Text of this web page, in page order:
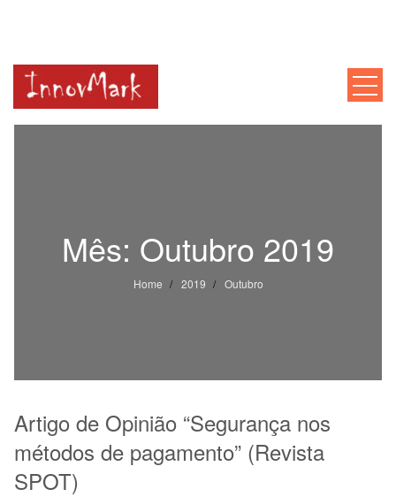
INNOVMARK
Mês: Outubro 2019
Home 2019 Outubro
Artigo de Opinião “Segurança nos
métodos de pagamento” (Revista
SPOT)